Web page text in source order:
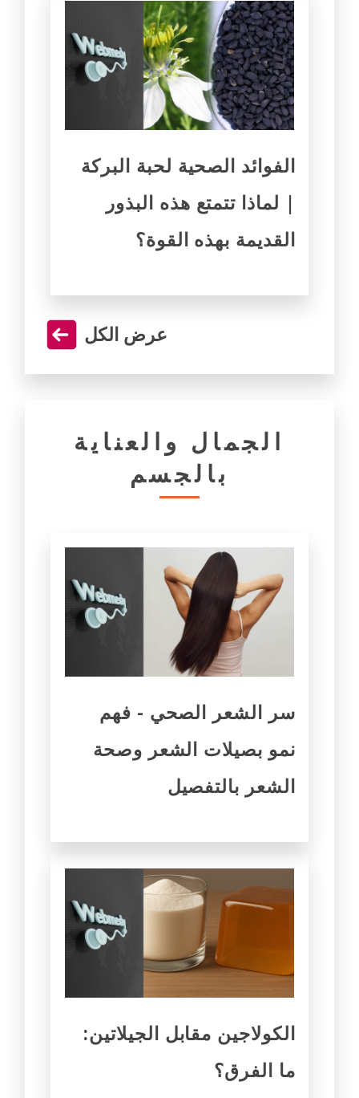
الفوائد الصحية لحبة البركة
| لماذا تتمتع هذه البذور
القديمة بهذه القوة؟
عرض الكل
الجمال والعناية
بالجسم
سر الشعر الصحي - فهم
نمو بصيلات الشعر وصحة
الشعر بالتفصيل
الكولاجين مقابل الجيلاتين:
ما الفرق؟